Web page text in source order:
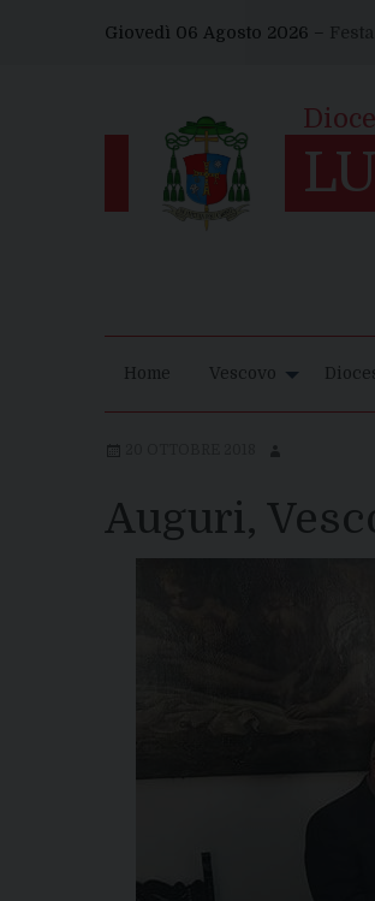
Giovedì 06 Agosto 2026 –
Home Vescovo
Auguri,